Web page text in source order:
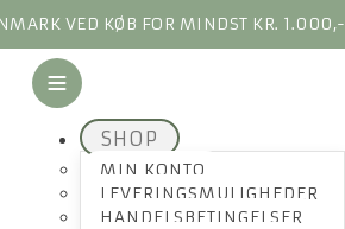
VED KØB FOR MINDST KR. 1.000,-
SHOP
MIN KONTO
LEVERINGSMULIGHEDER
HANDELSBETINGELSER